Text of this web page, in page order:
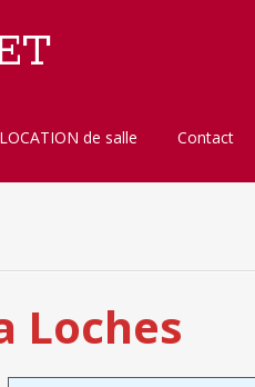
LOCATION de salle Contact
Loches